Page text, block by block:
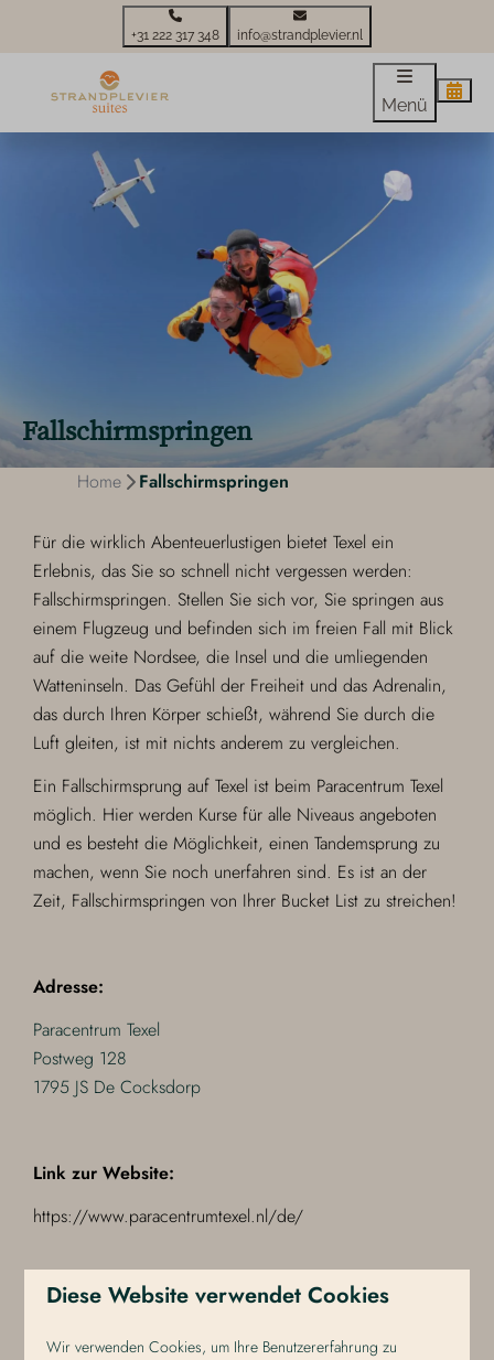
+31 222 317 348 info@strandplevier.nl
Menü
Fallschirmspringen
Home Fallschirmspringen
Für die wirklich Abenteuerlustigen bietet Texel ein
Erlebnis, das Sie so schnell nicht vergessen werden:
Fallschirmspringen. Stellen Sie sich vor, Sie springen aus
einem Flugzeug und befinden sich im freien Fall mit Blick
auf die weite Nordsee, die Insel und die umliegenden
Watteninseln. Das Gefühl der Freiheit und das Adrenalin,
das durch Ihren Körper schießt, während Sie durch die
Luft gleiten, ist mit nichts anderem zu vergleichen.
Ein Fallschirmsprung auf Texel ist beim Paracentrum Texel
möglich. Hier werden Kurse für alle Niveaus angeboten
und es besteht die Möglichkeit, einen Tandemsprung zu
machen, wenn Sie noch unerfahren sind. Es ist an der
Zeit, Fallschirmspringen von Ihrer Bucket List zu streichen!
Adresse:
Paracentrum Texel
Postweg 128
1795 JS De Cocksdorp
Link zur Website:
https://www.paracentrumtexel.nl/de/
Abstand vom Strandplevier Suites:
Das Paracentrum Texel ist 7 km von Strandplevier Suites
Diese Website verwendet Cookies
Wir verwenden Cookies, um Ihre Benutzererfahrung zu